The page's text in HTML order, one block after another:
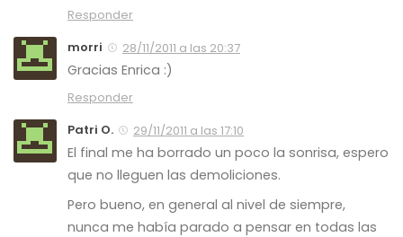
Responder
morri
28/11/2011 a las 20:37
Gracias Enrica :)
Responder
Patri O.
29/11/2011 a las 17:10
El final me ha borrado un poco la sonrisa, espero
que no lleguen las demoliciones.
Pero bueno, en general al nivel de siempre,
nunca me había parado a pensar en todas las